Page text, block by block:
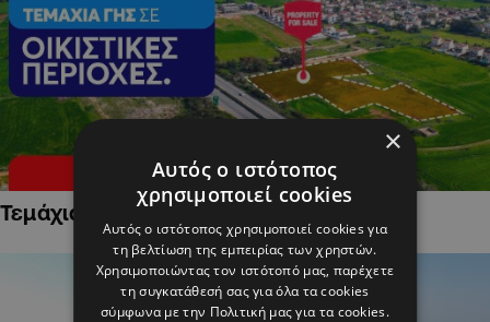
Τεμάχια Γης σε Οικιστικές Περιοχές
×
Αυτός ο ιστότοπος
χρησιμοποιεί cookies
Αυτός ο ιστότοπος χρησιμοποιεί cookies για
τη βελτίωση της εμπειρίας των χρηστών.
Χρησιμοποιώντας τον ιστότοπό μας, παρέχετε
τη συγκατάθεσή σας για όλα τα cookies
σύμφωνα με την Πολιτική μας για τα cookies.